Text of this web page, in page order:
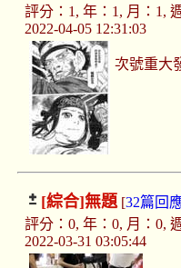
評分：1, 年：1, 月：1,
2022-04-05 12:31:03
次號重大
[綜合]無題[32篇回
評分：0, 年：0, 月：0,
2022-03-31 03:05:44